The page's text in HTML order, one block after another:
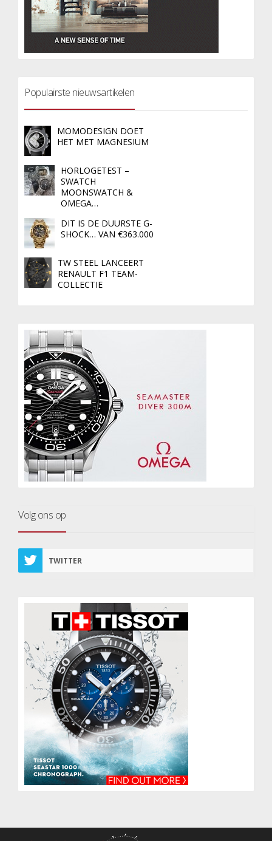
Populairste nieuwsartikelen
MOMODESIGN DOET
HET MET MAGNESIUM
HORLOGETEST –
SWATCH
MOONSWATCH &
OMEGA…
DIT IS DE DUURSTE G-
SHOCK… VAN €363.000
TW STEEL LANCEERT
RENAULT F1 TEAM-
COLLECTIE
Volg ons op
TWITTER